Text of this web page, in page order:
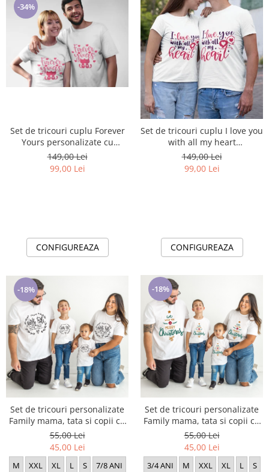
-34%
Set de tricouri cuplu Forever
Yours personalizate cu
tematica Valentines Day
149,00 Lei
99,00 Lei
CONFIGUREAZA
Set de tricouri cuplu I love you
with all my heart
personalizate cu tematica
Valentines Day
149,00 Lei
99,00 Lei
CONFIGUREAZA
-18%
Set de tricouri personalizate
Family mama, tata si copii cu
tematica de Craciun, Polul
nord
55,00 Lei
45,00 Lei
M XXL XL L S
7/8 ANI
-18%
Set de tricouri personalizate
Family mama, tata si copii cu
tematica de Craciun, Wish
Merry Chritsmas
55,00 Lei
45,00 Lei
3/4 ANI M XXL XL L
S